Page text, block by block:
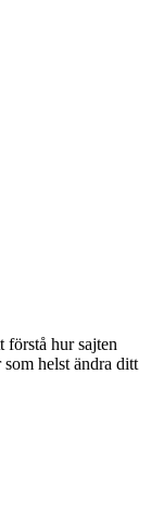
förstå hur sajten
helst ändra ditt